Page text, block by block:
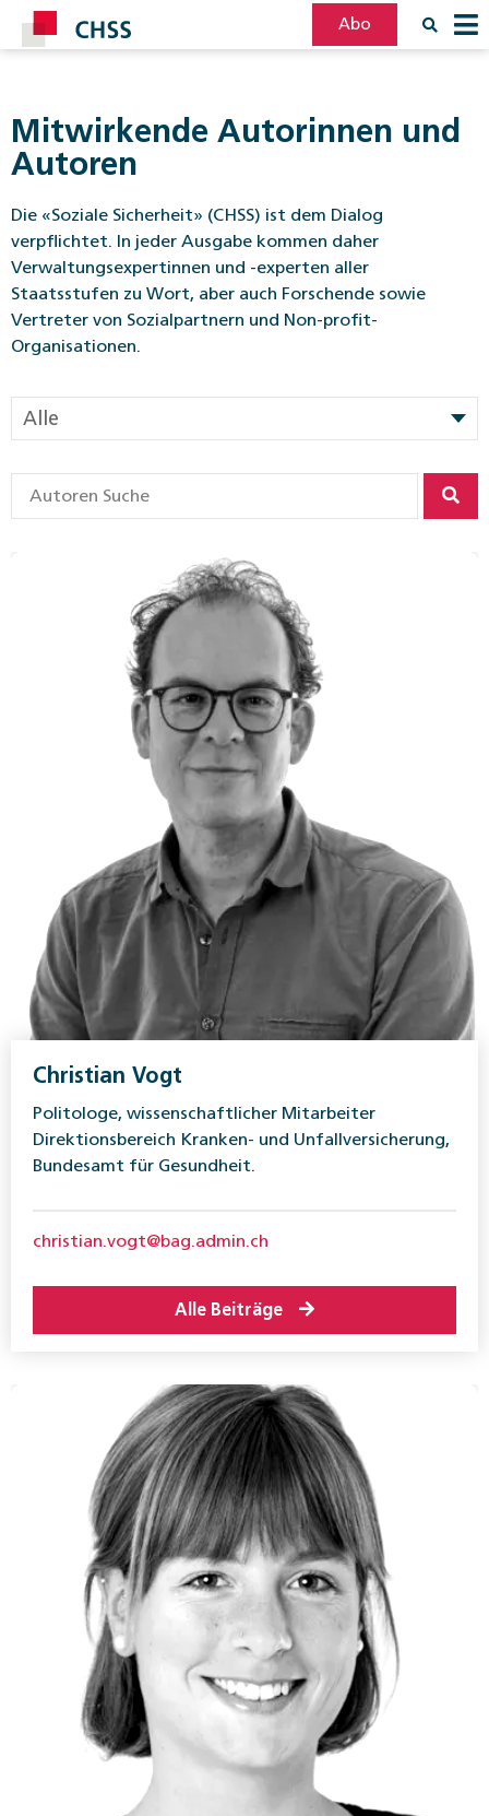
Abo
Mitwirkende Autorinnen und
Autoren
Die «Soziale Sicherheit» (CHSS) ist dem Dialog
verpflichtet. In jeder Ausgabe kommen daher
Verwaltungsexpertinnen und -experten aller
Staatsstufen zu Wort, aber auch Forschende sowie
Vertreter von Sozialpartnern und Non-profit-
Organisationen.
Christian Vogt
Politologe, wissenschaftlicher Mitarbeiter
Direktionsbereich Kranken- und Unfallversicherung,
Bundesamt für Gesundheit.
christian.vogt@bag.admin.ch
Alle Beiträge